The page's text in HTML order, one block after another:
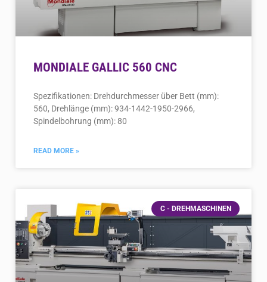
MONDIALE GALLIC 560 CNC
Spezifikationen: Drehdurchmesser über Bett (mm):
560, Drehlänge (mm): 934-1442-1950-2966,
Spindelbohrung (mm): 80
READ MORE »
C - DREHMASCHINEN